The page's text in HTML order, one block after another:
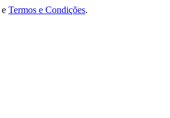
e Termos e Condições.